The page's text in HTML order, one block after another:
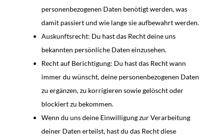
personenbezogenen Daten benötigt werden, was
damit passiert und wie lange sie aufbewahrt werden.
Auskunftsrecht: Du hast das Recht deine uns
bekannten persönliche Daten einzusehen.
Recht auf Berichtigung: Du hast das Recht wann
immer du wünscht, deine personenbezogenen Daten
zu ergänzen, zu korrigieren sowie gelöscht oder
blockiert zu bekommen.
Wenn du uns deine Einwilligung zur Verarbeitung
deiner Daten erteilst, hast du das Recht diese